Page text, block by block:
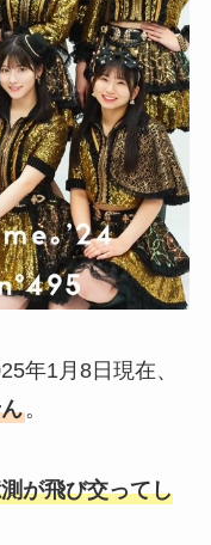
年1月8日現在、
。
が飛び交ってし